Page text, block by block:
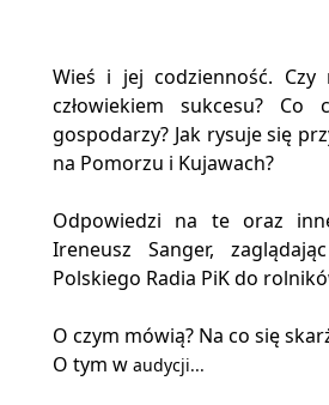
Wieś i jej codzienność.
człowiekiem sukcesu?
gospodarzy? Jak rysuje się
na Pomorzu i Kujawach?
Odpowiedzi na te oraz
Ireneusz Sanger,
Polskiego Radia PiK do
O czym mówią? Na co się
O tym w audycji...